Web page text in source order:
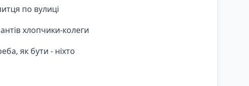
по вулиці
хлопчики-колеги
як бути - ніхто